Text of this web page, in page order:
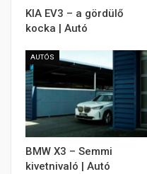
KIA EV3 – a gördülő
kocka | Autó
AUTÓS
BMW X3 – Semmi
kivetnivaló | Autó